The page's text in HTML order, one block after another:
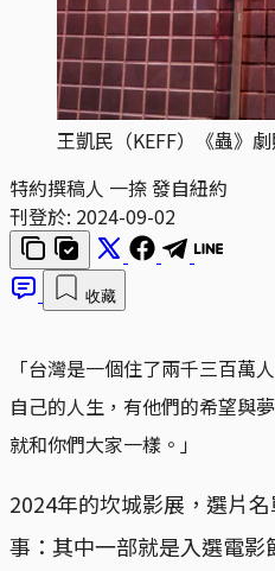
王凱民（KEFF）《蟲》
特約撰稿人 一捺 發自紐約
刊登於: 2024-09-02
收藏
「台灣是一個住了兩千三百萬
自己的人生，有他們的希望與
就和你們大家一樣。」
2024年的坎城影展，選片
事：其中一部就是入選電影